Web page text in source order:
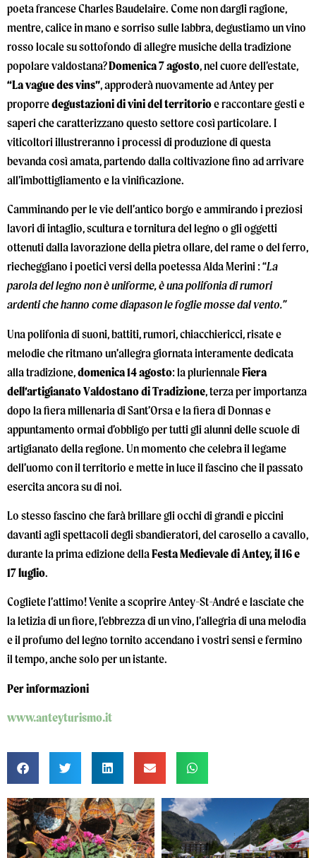
poeta francese Charles Baudelaire. Come non dargli ragione,
mentre, calice in mano e sorriso sulle labbra, degustiamo un vino
rosso locale su sottofondo di allegre musiche della tradizione
popolare valdostana?Domenica 7 agosto, nel cuore dell’estate,
“La vague des vins”, approderà nuovamente ad Antey per
proporredegustazioni di vini del territorioe raccontare gesti e
saperi che caratterizzano questo settore così particolare. I
viticoltori illustreranno i processi di produzione di questa
bevanda così amata, partendo dalla coltivazione fino ad arrivare
all’imbottigliamento e la vinificazione.
Camminando per le vie dell’antico borgo e ammirando i preziosi
lavori di intaglio, scultura e tornitura del legno o gli oggetti
ottenuti dalla lavorazione della pietra ollare, del rame o del ferro,
riecheggiano i poetici versi della poetessa Alda Merini : “La
parola del legno non è uniforme, è una polifonia di rumori
ardenti che hanno come diapason le foglie mosse dal vento.”
Una polifonia di suoni, battiti, rumori, chiacchiericci, risate e
melodie che ritmano un’allegra giornata interamente dedicata
alla tradizione,domenica 14 agosto: la pluriennaleFiera
dell’artigianato Valdostano di Tradizione, terza per importanza
dopo la fiera millenaria di Sant’Orsa e la fiera di Donnas e
appuntamento ormai d’obbligo per tutti gli alunni delle scuole di
artigianato della regione. Un momento che celebra il legame
dell’uomo con il territorio e mette in luce il fascino che il passato
esercita ancora su di noi.
Lo stesso fascino che farà brillare gli occhi di grandi e piccini
davanti agli spettacoli degli sbandieratori, del carosello a cavallo,
durante la prima edizione dellaFesta Medievale di Antey, il 16 e
17 luglio.
Cogliete l’attimo! Venite a scoprire Antey-St-André e lasciate che
la letizia di un fiore, l’ebbrezza di un vino, l’allegria di una melodia
e il profumo del legno tornito accendano i vostri sensi e fermino
il tempo, anche solo per un istante.
Per informazioni
www.anteyturismo.it